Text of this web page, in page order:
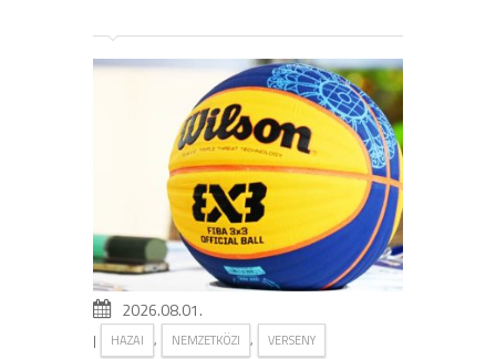
2026.08.01.
| HAZAI , NEMZETKÖZI , VERSENY